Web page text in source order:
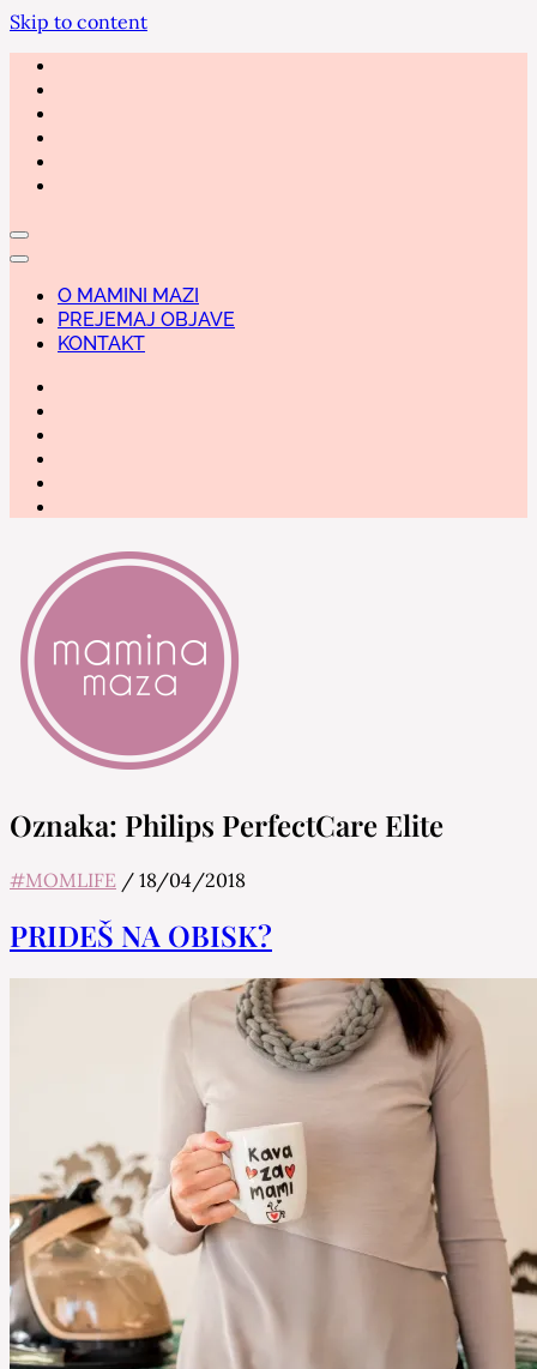
Skip to content
O MAMINI MAZI
PREJEMAJ OBJAVE
KONTAKT
Mamina Maza
Blog & Portal za starše in bodoče starše
Oznaka: Philips PerfectCare Elite
#MOMLIFE / 18/04/2018
PRIDEŠ NA OBISK?